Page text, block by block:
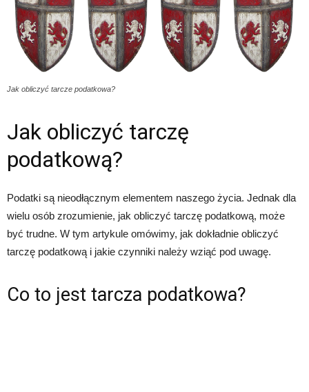
Jak obliczyć tarcze podatkowa?
Jak obliczyć tarczę
podatkową?
Podatki są nieodłącznym elementem naszego życia. Jednak dla
wielu osób zrozumienie, jak obliczyć tarczę podatkową, może
być trudne. W tym artykule omówimy, jak dokładnie obliczyć
tarczę podatkową i jakie czynniki należy wziąć pod uwagę.
Co to jest tarcza podatkowa?